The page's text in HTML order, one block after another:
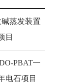
蒸发装置
目
PBAT一
电石项目